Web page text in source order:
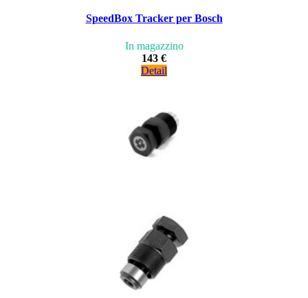
SpeedBox Tracker per Bosch
In magazzino
143 €
Detail